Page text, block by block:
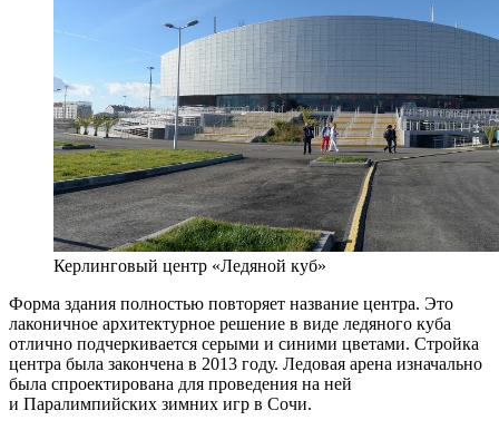
Керлинговый центр «Ледяной куб»
Форма здания полностью повторяет название центра. Это
лаконичное архитектурное решение в виде ледяного куба
отлично подчеркивается серыми и синими цветами. Стройка
центра была закончена в 2013 году. Ледовая арена изначально
была спроектирована для проведения на ней
и Паралимпийских зимних игр в Сочи.